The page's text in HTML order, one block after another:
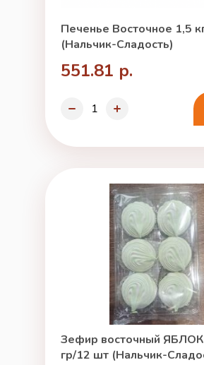
Печенье Восточное 1,5
(Нальчик-Сладость)
551.81 р.
Зефир восточный
гр/12 шт (Нальчик-